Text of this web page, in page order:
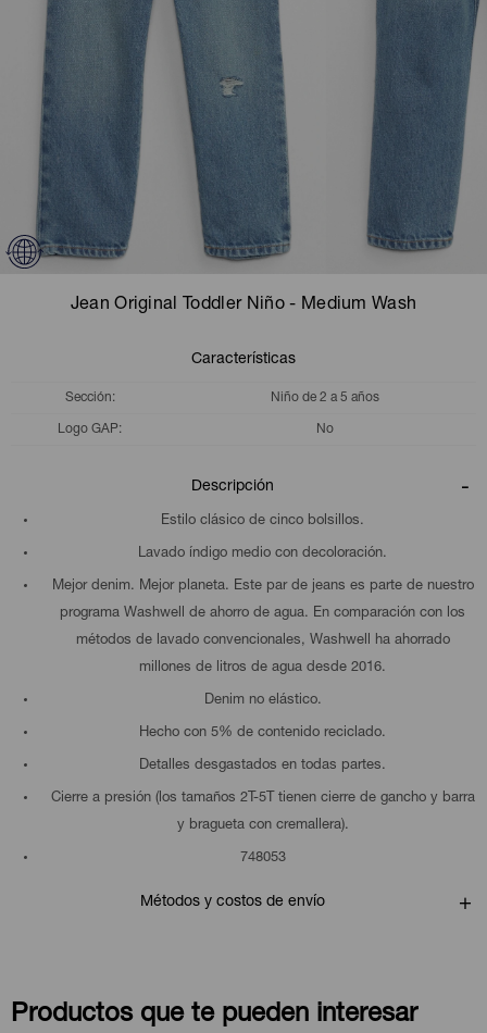
Jean Original Toddler Niño - Medium Wash
Características
Sección Niño de 2 a 5 años
Logo GAP No
Descripción
Estilo clásico de cinco bolsillos.
Lavado índigo medio con decoloración.
Mejor denim. Mejor planeta. Este par de jeans es parte de nuestro
programa Washwell de ahorro de agua. En comparación con los
métodos de lavado convencionales, Washwell ha ahorrado
millones de litros de agua desde 2016.
Denim no elástico.
Hecho con 5% de contenido reciclado.
Detalles desgastados en todas partes.
Cierre a presión (los tamaños 2T-5T tienen cierre de gancho y barra
y bragueta con cremallera).
748053
Métodos y costos de envío
Productos que te pueden interesar
Camperas
Shorts
Vestidos y polleras
Pijamas
Calzas
Camperas
Shorts
Ropa interior
Polos
Camperas
Ropa interior
Pijamas
Camperas
Sets